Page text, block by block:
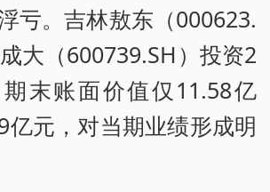
亏。吉林敖东（000623.
大（600739.SH）投资2
末账面价值仅11.58亿
亿元，对当期业绩形成明